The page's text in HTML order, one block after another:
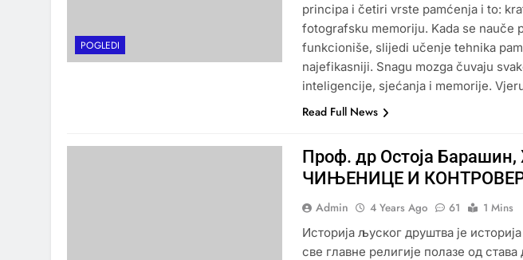
POGLEDI
principa i četiri vrste pamćenja i to:
fotografsku memoriju. Kada se nauče
funkcioniše, slijedi učenje tehnika
najefikasniji. Snagu mozga čuvaju
inteligencije, sjećanja i memorije.
Read Full News
Проф. др Остоја
ЧИЊЕНИЦЕ И
Admin 4 Years Ago 61
1 Mins
Историја љуског друштва је
све главне религије полазе од